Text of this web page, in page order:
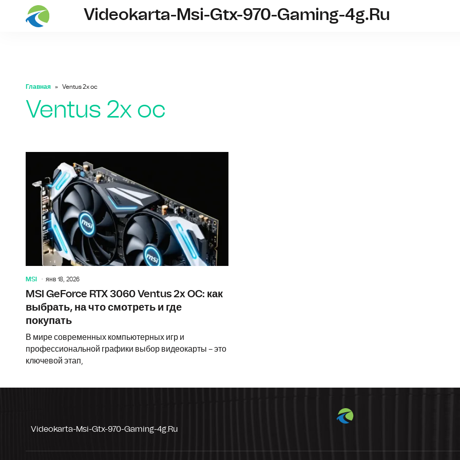
videokarta-msi-gtx-970-gaming-
Videokarta-Msi-Gtx-970-Gaming-4g.ru
Главная Ventus 2x oc
Ventus 2x oc
MSI янв 18, 2026
MSI GeForce RTX 3060 Ventus 2x OC: как
выбрать, на что смотреть и где
покупать
В мире современных компьютерных игр и
профессиональной графики выбор видеокарты – это
ключевой этап,
Videokarta-Msi-Gtx-970-Gaming-4g.ru